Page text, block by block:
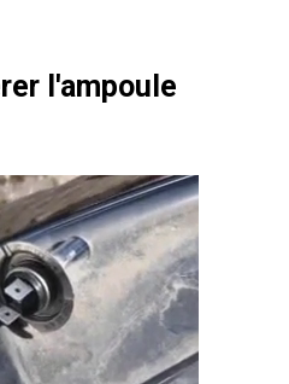
l'ampoule